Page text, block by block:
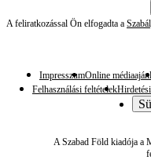
A feliratkozással Ön elfogadta a
ImpresszumOnline
Felhasználási feltételek
A Szabad Föld kiadója